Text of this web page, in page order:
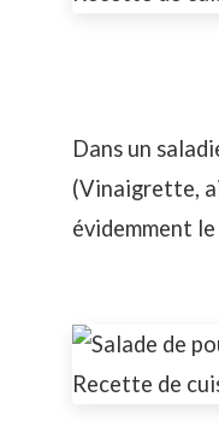
Dans un
(Vinaigrette,
évidemment